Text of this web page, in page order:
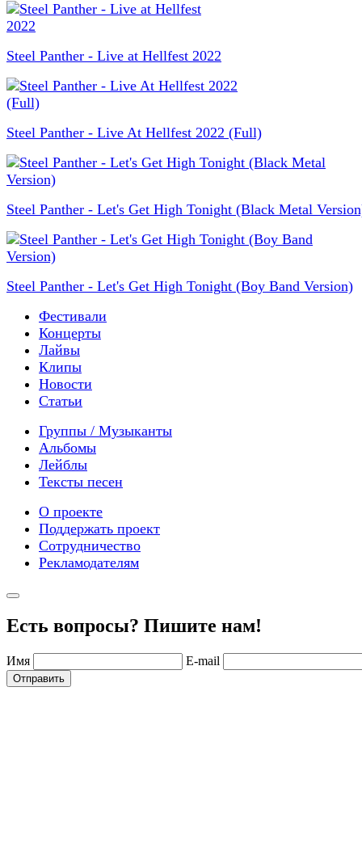
Steel Panther - Live at Hellfest 2022
Steel Panther - Live At Hellfest 2022 (Full)
Steel Panther - Let's Get High Tonight (Black Metal
Steel Panther - Let's Get High Tonight (Boy Band Version)
Фестивали
Концерты
Лайвы
Клипы
Новости
Статьи
Группы / Музыканты
Альбомы
Лейблы
Тексты песен
О проекте
Поддержать проект
Сотрудничество
Рекламодателям
Есть вопросы? Пишите нам!
Имя E-mail